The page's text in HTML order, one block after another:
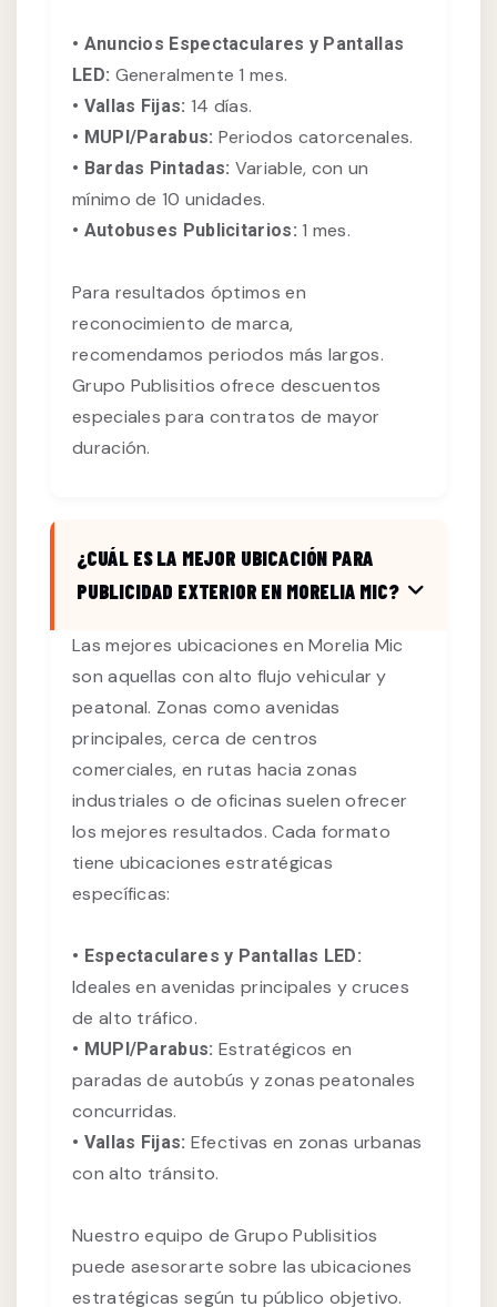
• Anuncios Espectaculares y Pantallas
LED: Generalmente 1 mes.
• Vallas Fijas: 14 días.
• MUPI/Parabus: Periodos catorcenales.
• Bardas Pintadas: Variable, con un
mínimo de 10 unidades.
• Autobuses Publicitarios: 1 mes.
Para resultados óptimos en
reconocimiento de marca,
recomendamos periodos más largos.
Grupo Publisitios ofrece descuentos
especiales para contratos de mayor
duración.
¿CUÁL ES LA MEJOR UBICACIÓN PARA
PUBLICIDAD EXTERIOR EN MORELIA MIC?
Las mejores ubicaciones en Morelia Mic
son aquellas con alto flujo vehicular y
peatonal. Zonas como avenidas
principales, cerca de centros
comerciales, en rutas hacia zonas
industriales o de oficinas suelen ofrecer
los mejores resultados. Cada formato
tiene ubicaciones estratégicas
específicas:
• Espectaculares y Pantallas LED:
Ideales en avenidas principales y cruces
de alto tráfico.
• MUPI/Parabus: Estratégicos en
paradas de autobús y zonas peatonales
concurridas.
• Vallas Fijas: Efectivas en zonas urbanas
con alto tránsito.
Nuestro equipo de Grupo Publisitios
puede asesorarte sobre las ubicaciones
estratégicas según tu público objetivo.